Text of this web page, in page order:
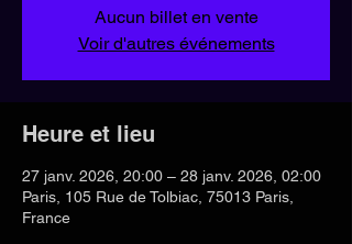
Aucun billet en vente
Voir d'autres événements
Heure et lieu
27 janv. 2026, 20:00 – 28 janv. 2026, 02:00
Paris, 105 Rue de Tolbiac, 75013 Paris,
France